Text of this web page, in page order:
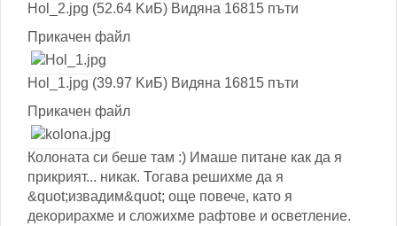
Hol_2.jpg (52.64 KиБ) Видяна 16815 пъти
Прикачен файл
Hol_1.jpg (39.97 KиБ) Видяна 16815 пъти
Прикачен файл
Колоната си беше там :) Имаше питане как да я
прикрият... никак. Тогава решихме да я
&quot;извадим&quot; още повече, като я
декорирахме и сложихме рафтове и осветление.